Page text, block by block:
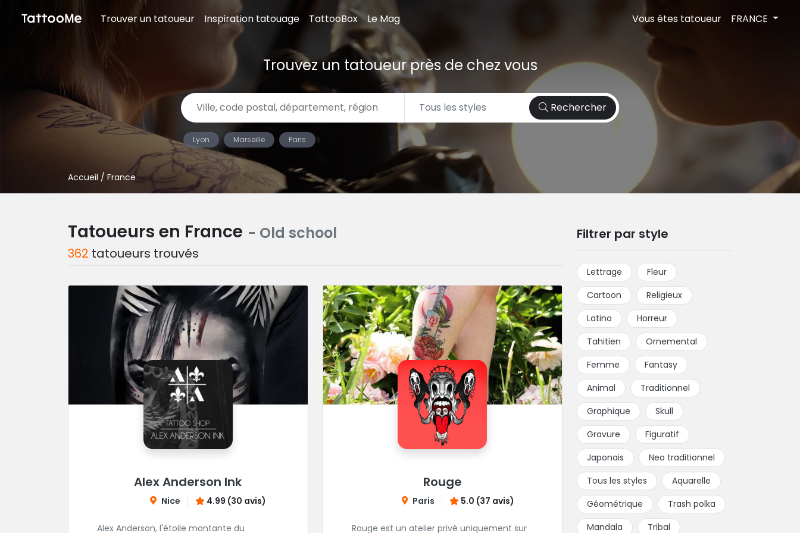
Trouver un tatoueur Inspiration tatouage TattooBox Le Mag Vous êtes tatoueur FRANCE
Trouvez un tatoueur près de chez vous
Rechercher
Lyon Marseille Paris
Accueil / France
Tatoueurs en France - Old school
362 tatoueurs trouvés
Alex Anderson Ink
Nice 4.99 (30 avis)
Alex Anderson, l'étoile montante du
Rouge
Paris 5.0 (37 avis)
Rouge est un atelier privé uniquement sur
Filtrer par style
Lettrage
Fleur
Cartoon
Religieux
Latino
Horreur
Tahitien
Ornemental
Femme
Fantasy
Animal
Traditionnel
Graphique
Skull
Gravure
Figuratif
Japonais
Neo traditionnel
Tous les styles
Aquarelle
Géométrique
Trash polka
Mandala
Tribal